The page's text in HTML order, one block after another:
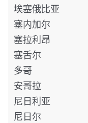
埃塞俄比亚
塞内加尔
塞拉利昂
塞舌尔
多哥
安哥拉
尼日利亚
尼日尔